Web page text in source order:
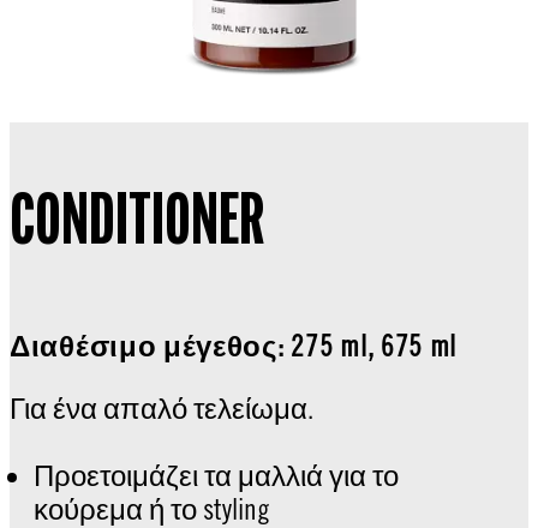
CONDITIONER
Διαθέσιμο μέγεθος: 275 ml, 675 ml
Για ένα απαλό τελείωμα.
Προετοιμάζει τα μαλλιά για το
κούρεμα ή το styling